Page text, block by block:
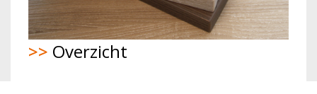
>> Overzicht